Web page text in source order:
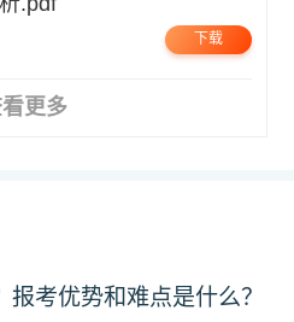
下载
更多
考优势和难点是什么？